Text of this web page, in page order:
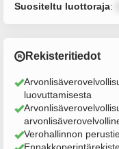
Suositeltu luottoraja:
Rekisteritiedot
luovuttamisesta
Verohallinnon